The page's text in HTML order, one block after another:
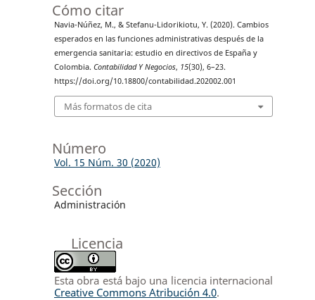
Cómo citar
Navia-Núñez, M., & Stefanu-Lidorikiotu, Y. (2020). Cambios
esperados en las funciones administrativas después de la
emergencia sanitaria: estudio en directivos de España y
Colombia. Contabilidad Y Negocios, 15(30), 6–23.
https://doi.org/10.18800/contabilidad.202002.001
Más formatos de cita
Número
Vol. 15 Núm. 30 (2020)
Sección
Administración
Licencia
Esta obra está bajo una licencia internacional
Creative Commons Atribución 4.0.